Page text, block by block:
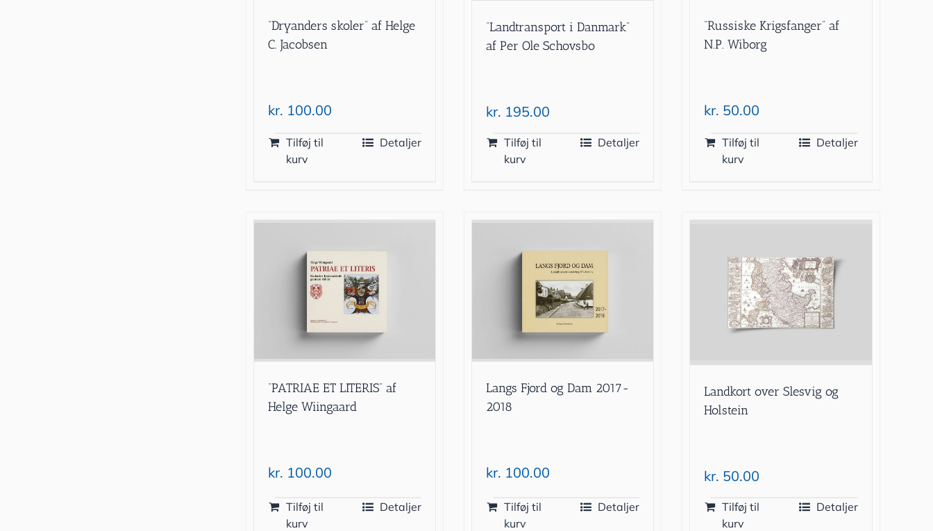
“Dryanders skoler” af Helge
C. Jacobsen
kr. 100.00
Tilføj til
kurv
Detaljer
“Landtransport i Danmark”
af Per Ole Schovsbo
kr. 195.00
Tilføj til
kurv
Detaljer
“Russiske Krigsfanger” af
N.P. Wiborg
kr. 50.00
Tilføj til
kurv
Detaljer
“PATRIAE ET LITERIS” af
Helge Wiingaard
kr. 100.00
Tilføj til
kurv
Detaljer
Langs Fjord og Dam 2017-
2018
kr. 100.00
Tilføj til
kurv
Detaljer
Landkort over Slesvig og
Holstein
kr. 50.00
Tilføj til
kurv
Detaljer